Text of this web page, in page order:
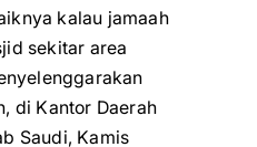
kalau jamaah
sekitar area
di Kantor Daerah
Saudi, Kamis